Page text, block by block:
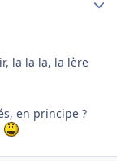
la la la, la lère
en principe ?